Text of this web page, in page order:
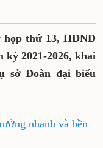
họp thứ 13, HĐND
kỳ 2021-2026, khai
sở Đoàn đại biểu
nhanh và bền